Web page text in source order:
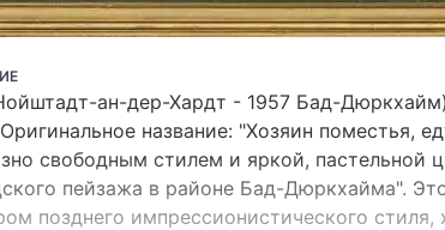
ан-дер-Хардт - 1957 Бад-
название: "Хозяин поместья,
свободным стилем и яркой, пастельной
пейзажа в районе Бад-Дюркхайма".
позднего импрессионистического